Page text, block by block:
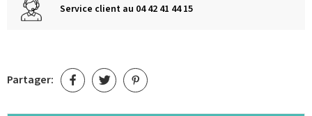
Service client au 04 42 41 44 15
Partager: